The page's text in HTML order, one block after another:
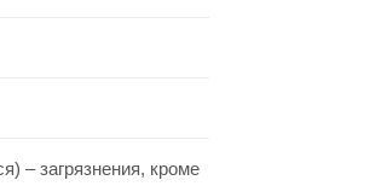
– загрязнения, кроме